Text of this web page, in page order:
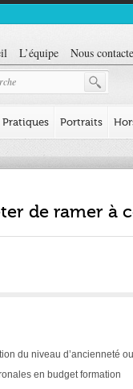
L’équipe Nous
Pratiques Portraits
de ramer à
du niveau d’ancienneté
en budget formation